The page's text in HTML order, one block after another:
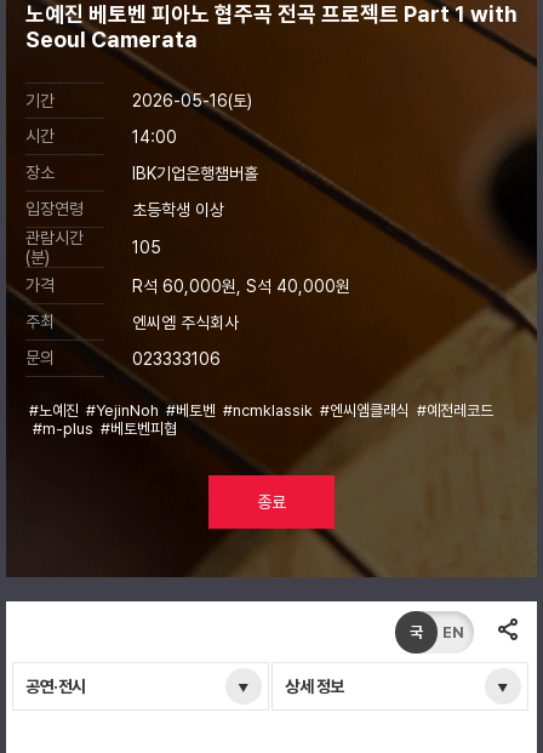
노예진 베토벤 피아노 협주곡 전곡 프로젝트 Part 1 with
Seoul Camerata
기간
2026-05-16(토)
시간
14:00
장소
IBK기업은행챔버홀
입장연령
초등학생 이상
관람시간
(분)
105
가격
R석 60,000원, S석 40,000원
주최
엔씨엠 주식회사
문의
023333106
#노예진 #YejinNoh #베토벤 #ncmklassik #엔씨엠클래식 #예전레코드
#m-plus #베토벤피협
종료
공연·전시 상세 정보
국 EN